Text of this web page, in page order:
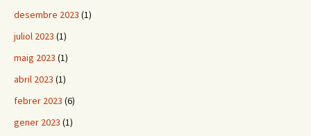
desembre 2023 (1)
juliol 2023 (1)
maig 2023 (1)
abril 2023 (1)
febrer 2023 (6)
gener 2023 (1)